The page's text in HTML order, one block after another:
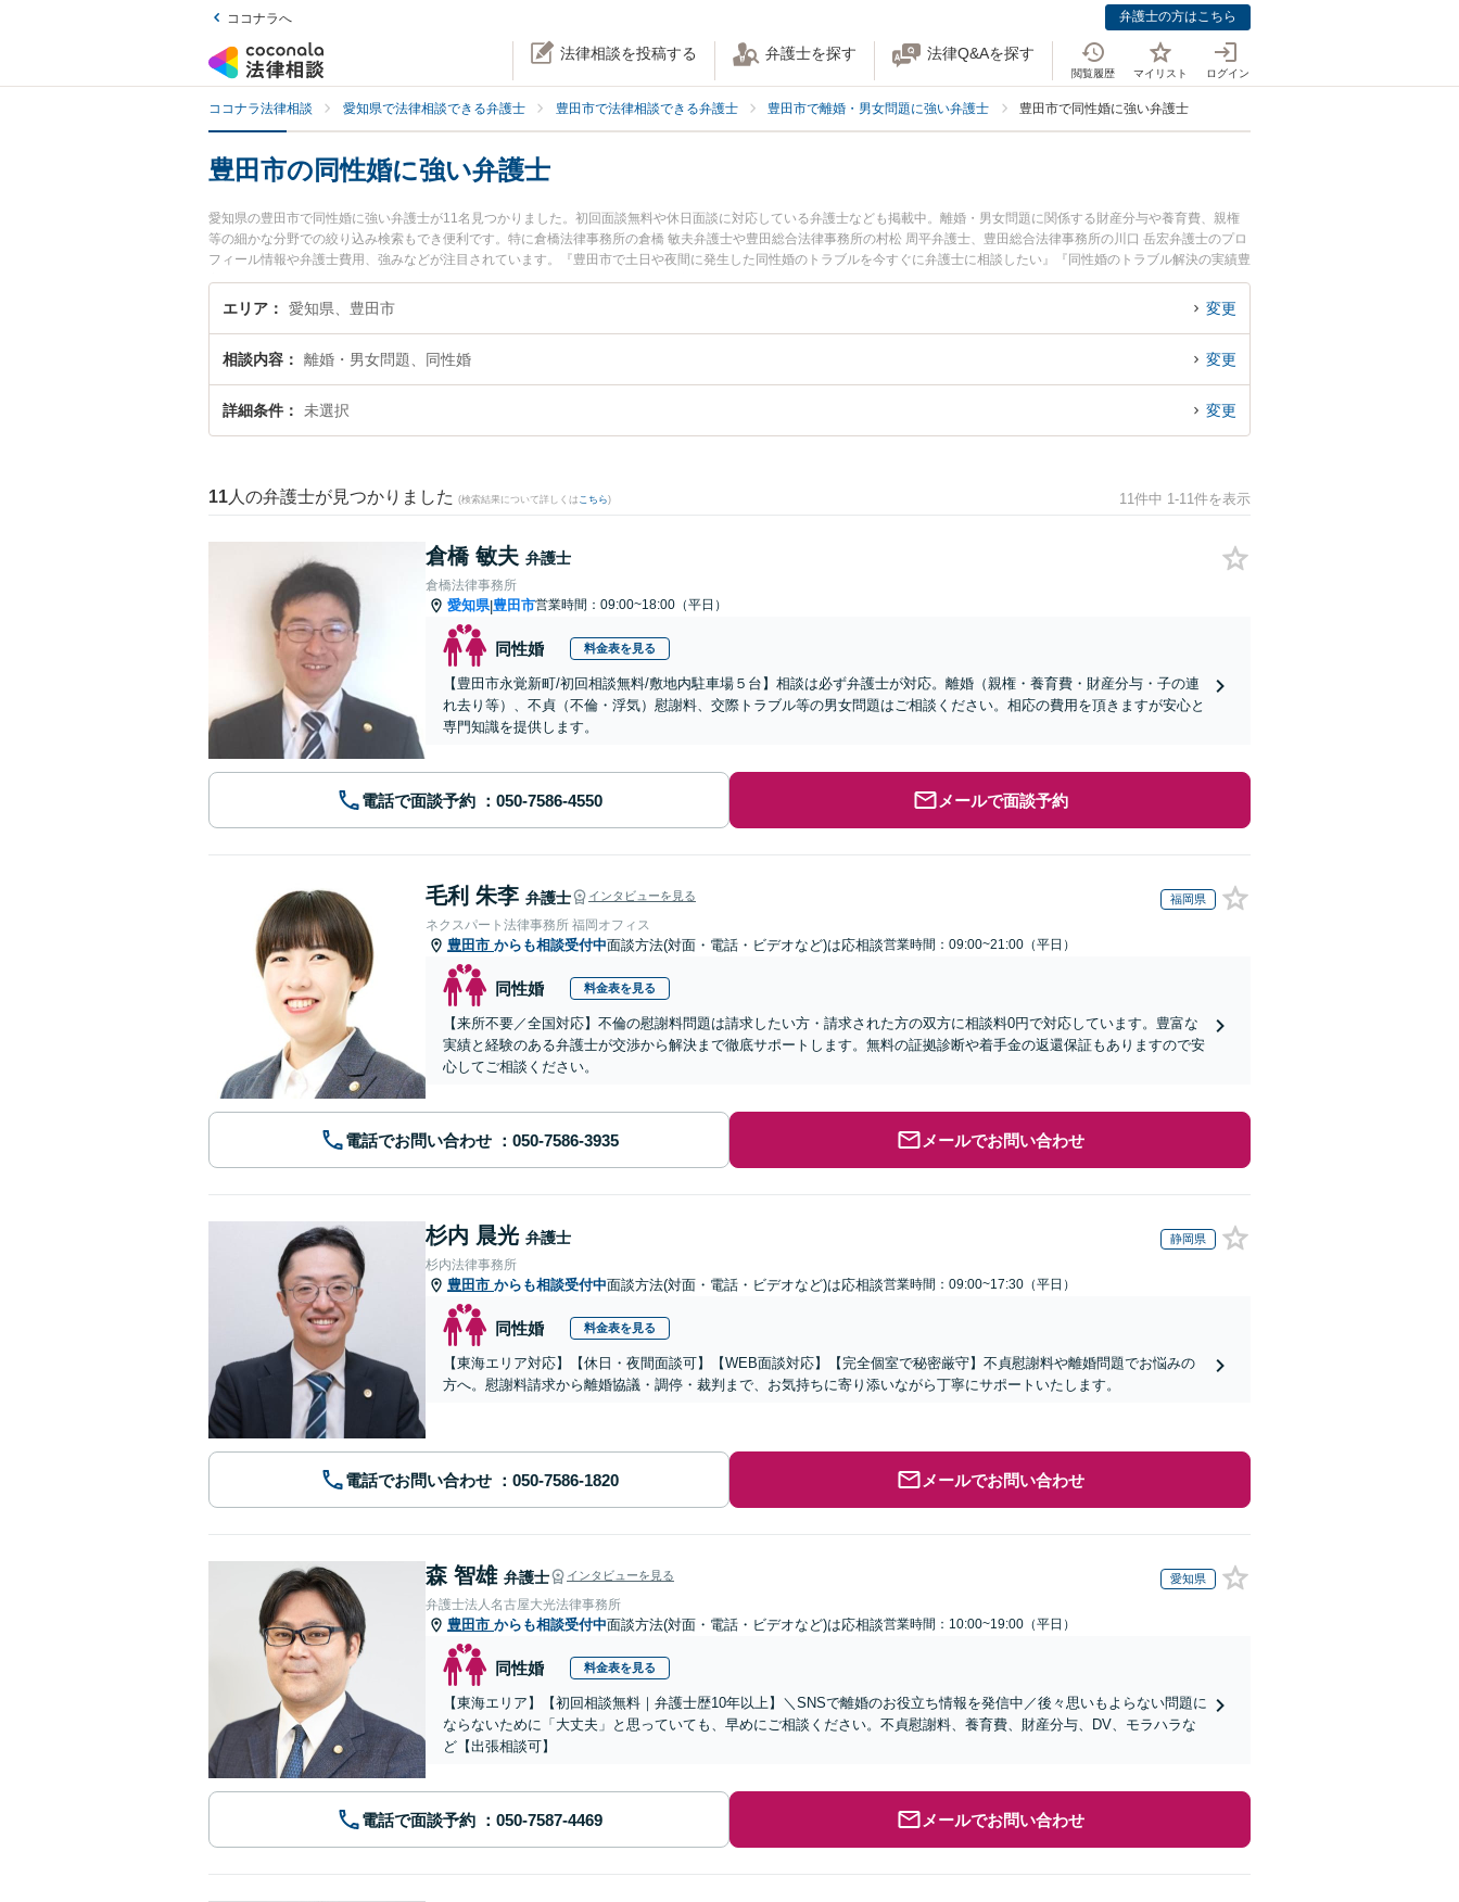
ココナラへ 弁護士の方はこちら
法律相談を投稿する 弁護士を探す 法律Q&Aを探す
閲覧履歴 マイリスト ログイン
ココナラ法律相談 愛知県で法律相談できる弁護士 豊田市で法律相談できる弁護士 豊田市で離婚・男女問題に強い弁護士 豊田市で同性婚に強い弁護士
豊田市の同性婚に強い弁護士
愛知県の豊田市で同性婚に強い弁護士が11名見つかりました。初回面談無料や休日面談に対応している弁護士なども掲載中。離婚・男女問題に関係する財産分与や養育費、親権
等の細かな分野での絞り込み検索もでき便利です。特に倉橋法律事務所の倉橋 敏夫弁護士や豊田総合法律事務所の村松 周平弁護士、豊田総合法律事務所の川口 岳宏弁護士のプロ
フィール情報や弁護士費用、強みなどが注目されています。『豊田市で土日や夜間に発生した同性婚のトラブルを今すぐに弁護士に相談したい』『同性婚のトラブル解決の実績豊
富な近くの弁護士を検索したい』『初回相談無料で同性婚を法律相談できる豊田市内の弁護士に相談予約したい』などでお困りの相談者さんにおすすめです。
エリア 愛知県、豊田市 変更
相談内容 離婚・男女問題、同性婚 変更
詳細条件 未選択 変更
11 人の弁護士が見つかりました (検索結果について詳しくは こちら) 11件中 1-11件を表示
倉橋 敏夫 弁護士
倉橋法律事務所
愛知県|豊田市営業時間：09:00~18:00（平日）
同性婚 料金表を見る
【豊田市永覚新町/初回相談無料/敷地内駐車場５台】相談は必ず弁護士が対応。離婚（親権・養育費・財産分与・子の連
れ去り等）、不貞（不倫・浮気）慰謝料、交際トラブル等の男女問題はご相談ください。相応の費用を頂きますが安心と
専門知識を提供します。
電話で面談予約 メールで面談予約
毛利 朱李 弁護士 インタビューを見る 福岡県
ネクスパート法律事務所 福岡オフィス
豊田市 からも相談受付中面談方法(対面・電話・ビデオなど)は応相談営業時間：09:00~21:00（平日）
同性婚 料金表を見る
【来所不要／全国対応】不倫の慰謝料問題は請求したい方・請求された方の双方に相談料0円で対応しています。豊富な
実績と経験のある弁護士が交渉から解決まで徹底サポートします。無料の証拠診断や着手金の返還保証もありますので安
心してご相談ください。
電話でお問い合わせ メールでお問い合わせ
杉内 晨光 弁護士 静岡県
杉内法律事務所
豊田市 からも相談受付中面談方法(対面・電話・ビデオなど)は応相談営業時間：09:00~17:30（平日）
同性婚 料金表を見る
【東海エリア対応】【休日・夜間面談可】【WEB面談対応】【完全個室で秘密厳守】不貞慰謝料や離婚問題でお悩みの
方へ。慰謝料請求から離婚協議・調停・裁判まで、お気持ちに寄り添いながら丁寧にサポートいたします。
電話でお問い合わせ メールでお問い合わせ
森 智雄 弁護士 インタビューを見る 愛知県
弁護士法人名古屋大光法律事務所
豊田市 からも相談受付中面談方法(対面・電話・ビデオなど)は応相談営業時間：10:00~19:00（平日）
同性婚 料金表を見る
【東海エリア】【初回相談無料｜弁護士歴10年以上】＼SNSで離婚のお役立ち情報を発信中／後々思いもよらない問題に
ならないために「大丈夫」と思っていても、早めにご相談ください。不貞慰謝料、養育費、財産分与、DV、モラハラな
ど【出張相談可】
電話で面談予約 メールでお問い合わせ